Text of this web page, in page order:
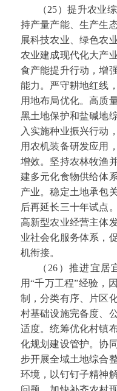
（25）提升农业
持产量产能、生产生
展科技农业、绿色农
农业建成现代化大产
食产能提升行动，增
能力。严守耕地红线
用地布局优化。高质
黑土地保护和盐碱地
入实施种业振兴行动
用农机装备研发应用
增效。坚持农林牧渔
建多元化食物供给体
产业。稳定土地承包
后再延长三十年试点
高新型农业经营主体
业社会化服务体系，
机衔接。
（26）推进宜
用“千万工程”经验，
制，分类有序、片区
村基础设施完备度、
适度。统筹优化村镇
化规划建设管护。协
步开展全域土地综合
环境，以钉钉子精神